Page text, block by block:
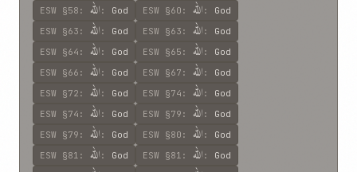
ESW §58 : اللّه : God ESW §60 : اللّه : God
ESW §63 : اللّه : God ESW §63 : اللّه : God
ESW §64 : اللّه : God ESW §65 : اللّه : God
ESW §66 : اللّه : God ESW §67 : اللّه : God
ESW §72 : اللّه : God ESW §74 : اللّه : God
ESW §74 : اللّه : God ESW §79 : اللّه : God
ESW §79 : اللّه : God ESW §80 : اللّه : God
ESW §81 : اللّه : God ESW §81 : اللّه : God